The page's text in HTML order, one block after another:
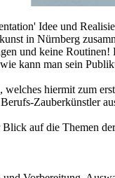
Idee und
in Nürnberg
und keine
kann man sein
welches hiermit zum
Zauberkünstler
Blick auf die Themen